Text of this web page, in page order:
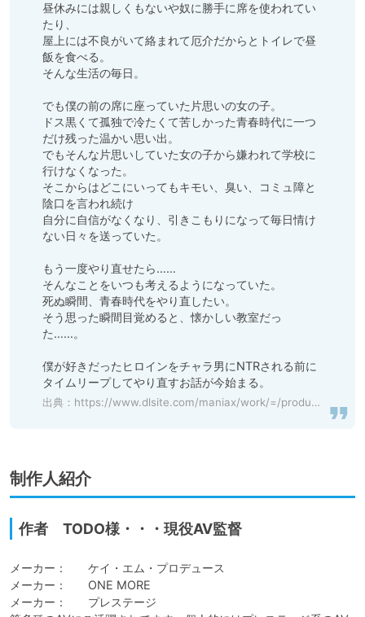
昼休みには親しくもないや奴に勝手に席を使われてい
たり、
屋上には不良がいて絡まれて厄介だからとトイレで昼
飯を食べる。
そんな生活の毎日。
でも僕の前の席に座っていた片思いの女の子。
ドス黒くて孤独で冷たくて苦しかった青春時代に一つ
だけ残った温かい思い出。
でもそんな片思いしていた女の子から嫌われて学校に
行けなくなった。
そこからはどこにいってもキモい、臭い、コミュ障と
陰口を言われ続け
自分に自信がなくなり、引きこもりになって毎日情け
ない日々を送っていた。
もう一度やり直せたら……
そんなことをいつも考えるようになっていた。
死ぬ瞬間、青春時代をやり直したい。
そう思った瞬間目覚めると、懐かしい教室だっ
た……。
僕が好きだったヒロインをチャラ男にNTRされる前に
タイムリープしてやり直すお話が今始まる。
出典： https://www.dlsite.com/maniax/work/=/product_id/RJ01178632.html
制作人紹介
作者 TODO様・・・現役AV監督
メーカー：	ケイ・エム・プロデュース
メーカー：	ONE MORE
メーカー：	プレステージ